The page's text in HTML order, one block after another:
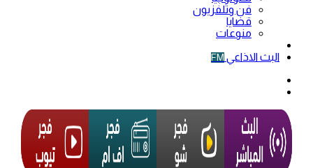
فن وتلفزيون
قضايا
منوعات
البث الاذاعي FM